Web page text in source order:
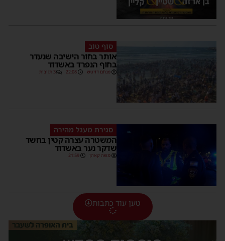
סוף טוב
אותר בחור הישיבה שנעדר
בחוף הנפרד באשדוד
מנחם דויטש 22:08 3 תגובות
סגירת מעגל מהירה
המשטרה עצרה קטין בחשד
שדקר נער באשדוד
משה קאהן 21:59
טען עוד כתבות